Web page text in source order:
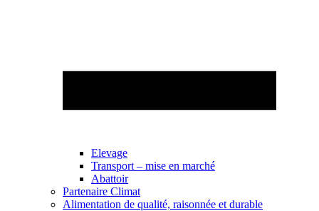
Elevage
Transport – mise en marché
Abattoir
Partenaire Climat
Alimentation de qualité, raisonnée et durable